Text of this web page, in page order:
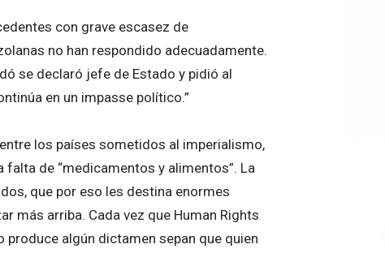
con grave escasez de
no han respondido adecuadamente.
se declaró jefe de Estado y pidió al
en un impasse político.”
los países sometidos al imperialismo,
falta de “medicamentos y alimentos”. La
que por eso les destina enormes
más arriba. Cada vez que Human Rights
algún dictamen sepan que quien